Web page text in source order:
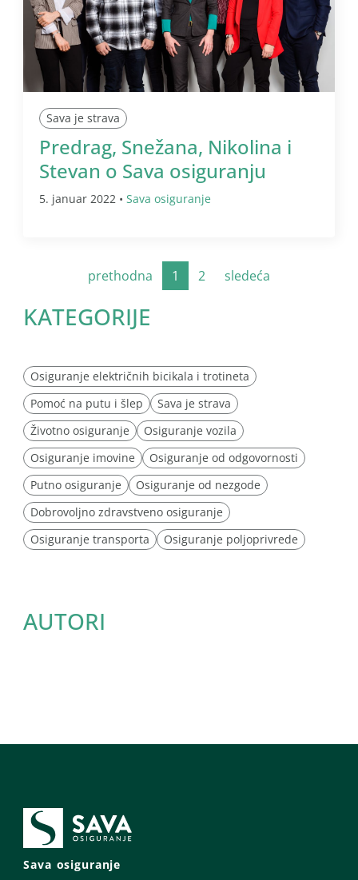
Sava je strava
Predrag, Snežana, Nikolina i
Stevan o Sava osiguranju
5. januar 2022 • Sava osiguranje
prethodna 1 2 sledeća
KATEGORIJE
Osiguranje električnih bicikala i trotineta
Pomoć na putu i šlep
Sava je strava
Životno osiguranje
Osiguranje vozila
Osiguranje imovine
Osiguranje od odgovornosti
Putno osiguranje
Osiguranje od nezgode
Dobrovoljno zdravstveno osiguranje
Osiguranje transporta
Osiguranje poljoprivrede
AUTORI
Sava osiguranje